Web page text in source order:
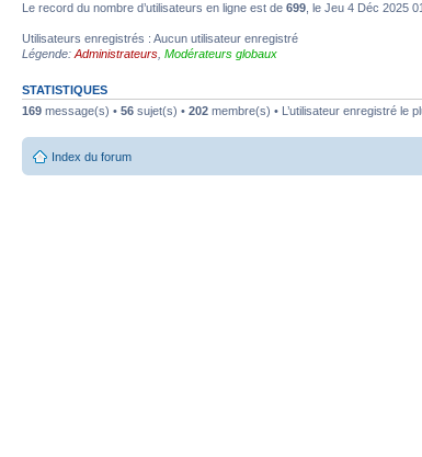
Le record du nombre d’utilisateurs en ligne est de 699 , le Jeu 4 Déc 2025
Utilisateurs enregistrés : Aucun utilisateur enregistré
Légende: Administrateurs Modérateurs globaux
STATISTIQUES
169 message(s) • 56 sujet(s) • 202 membre(s) • L’utilisateur enregistré le
Index du forum